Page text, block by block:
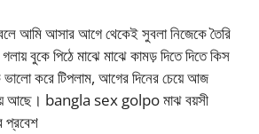
আমি আসার আগে থেকেই সুবলা নিজেকে তৈরি
বুকে পিঠে মাঝে মাঝে কামড় দিতে দিতে কিস
করে টিপলাম, আগের দিনের চেয়ে আজ
আছে। bangla sex golpo মাঝ বয়সী
প্রবেশ